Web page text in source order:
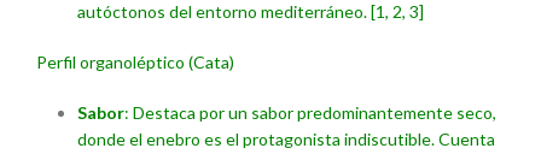
autóctonos del entorno mediterráneo.[1, 2, 3]
Perfil organoléptico (Cata)
Sabor: Destaca por un sabor predominantemente seco,
donde el enebro es el protagonista indiscutible. Cuenta